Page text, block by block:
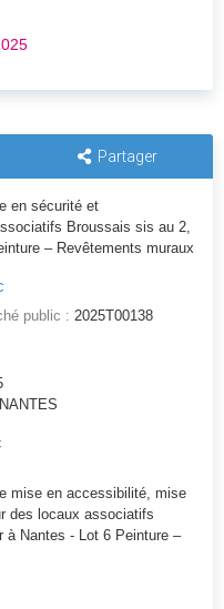
Partager
en sécurité et
Broussais sis au 2,
– Revêtements muraux
public : 2025T00138
mise en accessibilité, mise
des locaux associatifs
à Nantes - Lot 6 Peinture –